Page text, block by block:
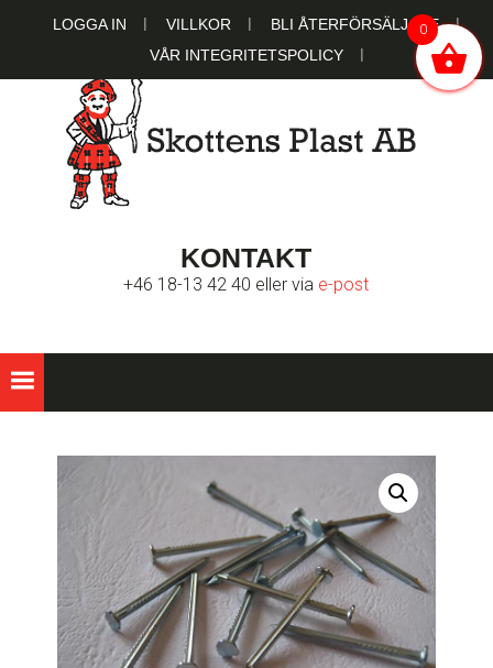
LOGGA IN VILLKOR
BLI ÅTERFÖRSÄLJARE
VÅR INTEGRITETSPOLICY
SKOTTENS
PLAST AB
KONTAKT
+46 18-13 42 40 eller via e-post
0